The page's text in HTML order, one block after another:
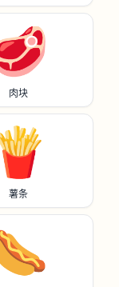
肉块
薯条